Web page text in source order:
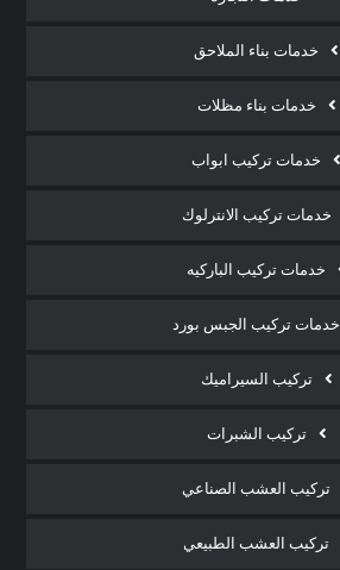
خدمات بناء الملاحق
خدمات بناء مظلات
خدمات تركيب ابواب
خدمات تركيب الانترلوك
خدمات تركيب الباركيه
خدمات تركيب الجبس بورد
تركيب السيراميك
تركيب الشبرات
تركيب العشب الصناعي
تركيب العشب الطبيعي